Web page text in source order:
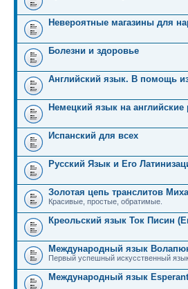
Невероятные магазины для
Болезни и здоровье
Английский язык. В помощь
Немецкий язык на английские
Испанский для всех
Русский Язык и Его
Золотая цепь транслитов
Красивые, простые, обратимые.
Креольский язык Ток Писин
Международный язык
Первый успешный искусственный
Международный язык